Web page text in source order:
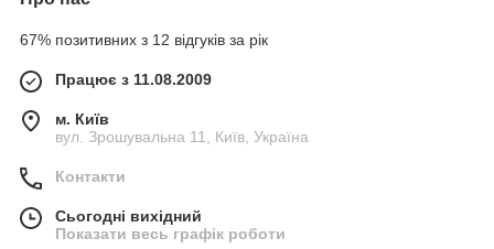
67% позитивних з 12 відгуків за рік
Працює з 11.08.2009
м. Київ
вул. Зрошувальна 11, Київ, Україна
Контакти
Сьогодні вихідний
Показати весь графік роботи